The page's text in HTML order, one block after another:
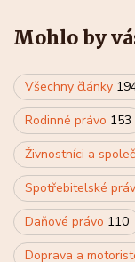
Mohlo by
Všechny články
Rodinné právo 153
Živnostníci a
Spotřebitelské
Daňové právo 110
Doprava a